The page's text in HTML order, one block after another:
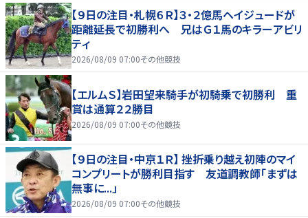
【９日の注目・札幌６Ｒ】３・２億馬ヘイジュードが
距離延長で初勝利へ 兄はＧ１馬のキラーアビリ
ティ
2026/08/09 07:00その他競技
【エルムＳ】岩田望来騎手が初騎乗で初勝利 重
賞は通算２２勝目
2026/08/09 07:00その他競技
【９日の注目・中京１Ｒ】 挫折乗り越え初陣のマイ
コンプリートが勝利目指す 友道調教師「まずは
無事に...」
2026/08/09 07:00その他競技